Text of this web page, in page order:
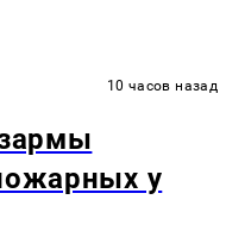
10 часов назад
у